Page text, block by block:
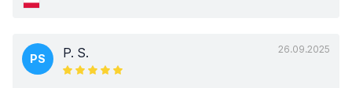
26.09.2025
PS P. S.